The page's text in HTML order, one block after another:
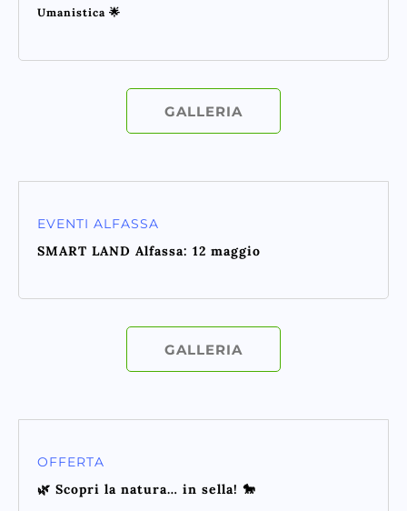
Umanistica 🌟
GALLERIA
EVENTI ALFASSA
SMART LAND Alfassa: 12 maggio
GALLERIA
OFFERTA
🌿 Scopri la natura… in sella! 🐎